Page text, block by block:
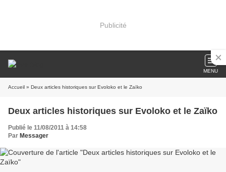
Publicité
MENU
Accueil » Deux articles historiques sur Evoloko et le Zaïko
Deux articles historiques sur Evoloko et le Zaïko
Publié le 11/08/2011 à 14:58
Par Messager